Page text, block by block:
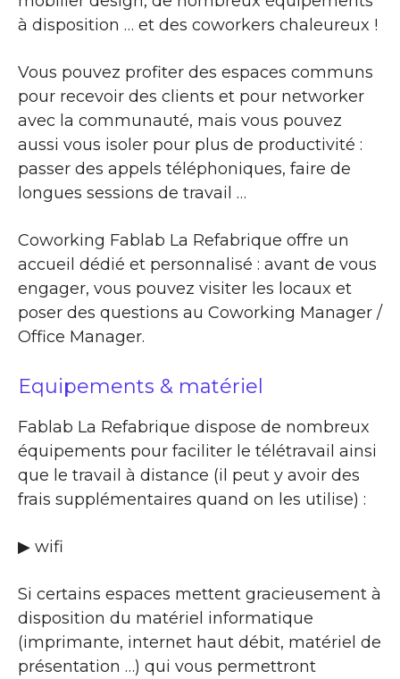
à disposition … et des coworkers chaleureux !
Vous pouvez profiter des espaces communs
pour recevoir des clients et pour networker
avec la communauté, mais vous pouvez
aussi vous isoler pour plus de productivité :
passer des appels téléphoniques, faire de
longues sessions de travail …
Coworking Fablab La Refabrique offre un
accueil dédié et personnalisé : avant de vous
engager, vous pouvez visiter les locaux et
poser des questions au Coworking Manager /
Office Manager.
Equipements & matériel
Fablab La Refabrique dispose de nombreux
équipements pour faciliter le télétravail ainsi
que le travail à distance (il peut y avoir des
frais supplémentaires quand on les utilise) :
▶ wifi
Si certains espaces mettent gracieusement à
disposition du matériel informatique
(imprimante, internet haut débit, matériel de
présentation …) qui vous permettront